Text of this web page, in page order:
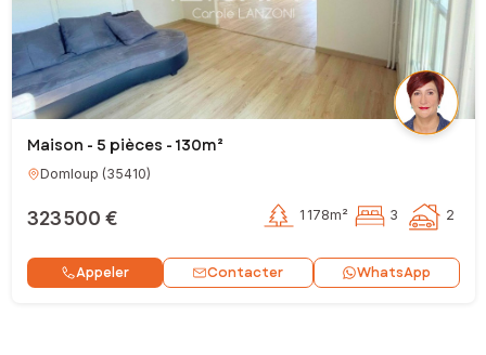
Maison - 5 pièces - 130m²
Domloup (35410)
323 500 € 1 178m² 3 2
Appeler Contacter WhatsApp